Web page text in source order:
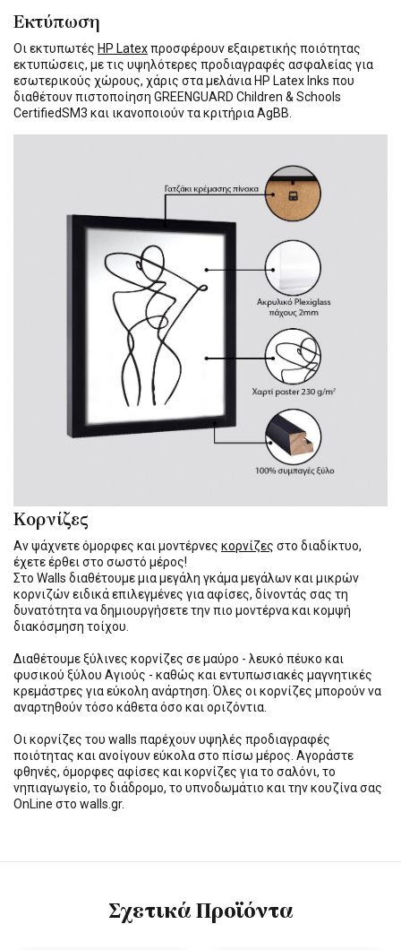
Εκτύπωση
Οι εκτυπωτές HP Latexπροσφέρουν εξαιρετικής ποιότητας
εκτυπώσεις, με τις υψηλότερες προδιαγραφές ασφαλείας για
εσωτερικούς χώρους, χάρις στα μελάνια HP Latex Inks που
διαθέτουν πιστοποίηση GREENGUARD Children & Schools
CertifiedSM3 και ικανοποιούν τα κριτήρια AgBB.
Κορνίζες
Αν ψάχνετε όμορφες και μοντέρνες κορνίζες στο διαδίκτυο,
έχετε έρθει στο σωστό μέρος!
Στο Walls διαθέτουμε μια μεγάλη γκάμα μεγάλων και μικρών
κορνιζών ειδικά επιλεγμένες για αφίσες, δίνοντάς σας τη
δυνατότητα να δημιουργήσετε την πιο μοντέρνα και κομψή
διακόσμηση τοίχου.
Διαθέτουμε ξύλινες κορνίζες σε μαύρο - λευκό πέυκο και
φυσικού ξύλου Αγιούς - καθώς και εντυπωσιακές μαγνητικές
κρεμάστρες για εύκολη ανάρτηση. Όλες οι κορνίζες μπορούν να
αναρτηθούν τόσο κάθετα όσο και οριζόντια.
Οι κορνίζες του walls παρέχουν υψηλές προδιαγραφές
ποιότητας και ανοίγουν εύκολα στο πίσω μέρος. Αγοράστε
φθηνές, όμορφες αφίσες και κορνίζες για το σαλόνι, το
νηπιαγωγείο, το διάδρομο, το υπνοδωμάτιο και την κουζίνα σας
OnLine στο walls.gr.
Σχετικά Προϊόντα